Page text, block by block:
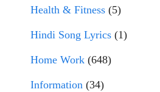
Health & Fitness (5)
Hindi Song Lyrics (1)
Home Work (648)
Information (34)